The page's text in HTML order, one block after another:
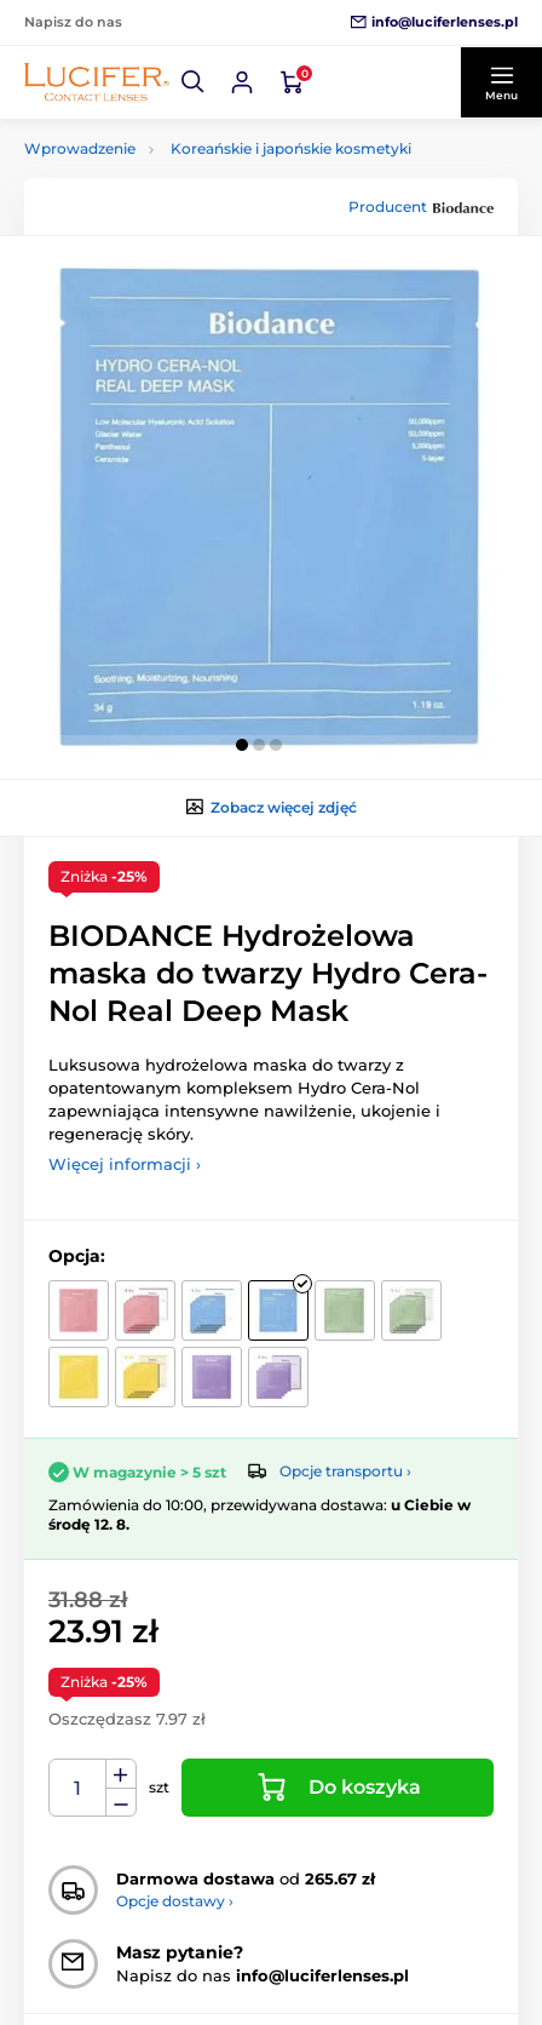
Napisz do nas info@luciferlenses.pl
0
Menu
Wprowadzenie Koreańskie i japońskie kosmetyki
Producent
Zobacz więcej zdjęć
Zniżka -25%
BIODANCE Hydrożelowa
maska do twarzy Hydro Cera-
Nol Real Deep Mask
Luksusowa hydrożelowa maska do twarzy z
opatentowanym kompleksem Hydro Cera-Nol
zapewniająca intensywne nawilżenie, ukojenie i
regenerację skóry.
Więcej informacji ›
Opcja:
W magazynie > 5 szt
Opcje transportu ›
Zamówienia do 10:00, przewidywana dostawa: u Ciebie w
środę 12. 8.
31.88 zł
23.91 zł
Zniżka -25%
Oszczędzasz 7.97 zł
szt Do koszyka
Darmowa dostawa od 265.67 zł
Opcje dostawy ›
Masz pytanie?
Napisz do nas info@luciferlenses.pl